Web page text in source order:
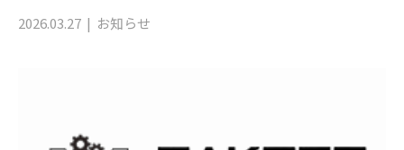
2026.03.27
お知らせ